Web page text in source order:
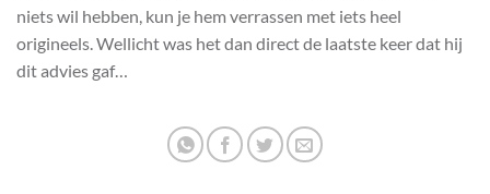
niets wil hebben, kun je hem verrassen met iets heel
origineels. Wellicht was het dan direct de laatste keer dat hij
dit advies gaf…